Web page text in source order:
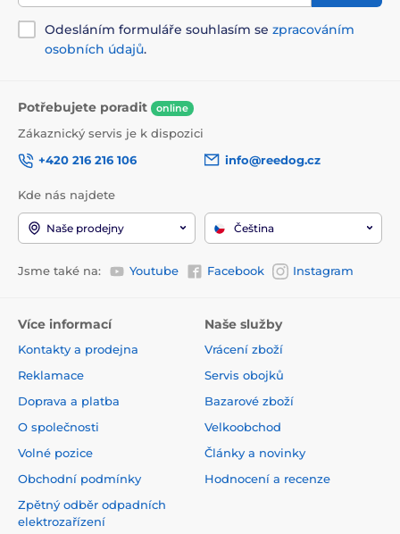
Odesláním formuláře souhlasím se zpracováním
osobních údajů.
Potřebujete poradit online
Zákaznický servis je k dispozici
+420 216 216 106
info@reedog.cz
Kde nás najdete
Naše prodejny Čeština
Jsme také na: Youtube Facebook Instagram
Více informací
Kontakty a prodejna
Reklamace
Doprava a platba
O společnosti
Volné pozice
Obchodní podmínky
Zpětný odběr odpadních
elektrozařízení
Naše služby
Vrácení zboží
Servis obojků
Bazarové zboží
Velkoobchod
Články a novinky
Hodnocení a recenze